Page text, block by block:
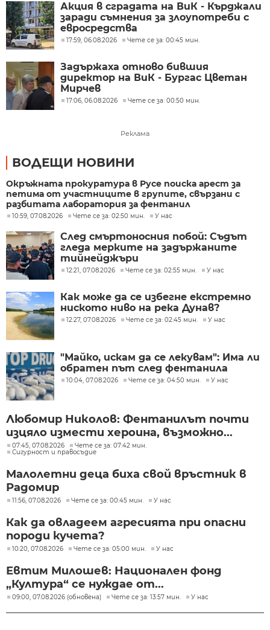
Акция в сградата на ВиК - Кърджали
заради съмнения за злоупотреби с
евросредства
17:59, 06.08.2026 Чете се за: 00:45 мин.
Задържаха отново бившия
директор на ВиК - Бургас Цветан
Мирчев
17:06, 06.08.2026 Чете се за: 00:50 мин.
Реклама
ВОДЕЩИ НОВИНИ
Окръжната прокуратура в Русе поиска арест за
петима от участниците в групите, свързани с
разбитата лаборатория за фентанил
10:59, 07.08.2026 Чете се за: 02:50 мин. У нас
След смъртоносния побой: Съдът
гледа мерките на задържаните
тийнейджъри
12:21, 07.08.2026 Чете се за: 02:55 мин. У нас
Как може да се избегне екстремно
ниското ниво на река Дунав?
12:27, 07.08.2026 Чете се за: 02:45 мин. У нас
"Майко, искам да се лекувам": Има ли
обратен път след фентанила
10:04, 07.08.2026 Чете се за: 04:50 мин. У нас
Любомир Николов: Фентанилът почти
изцяло измести хероина, възможно...
07:45, 07.08.2026
Чете се за: 07:42 мин.
Сигурност и правосъдие
Малолетни деца биха свой връстник в
Радомир
11:56, 07.08.2026 Чете се за: 00:45 мин. У нас
Как да овладеем агресията при опасни
породи кучета?
10:20, 07.08.2026 Чете се за: 05:00 мин. У нас
Евтим Милошев: Национален фонд
„Култура“ се нуждае от...
09:00, 07.08.2026 (обновена) Чете се за: 13:57 мин. У нас